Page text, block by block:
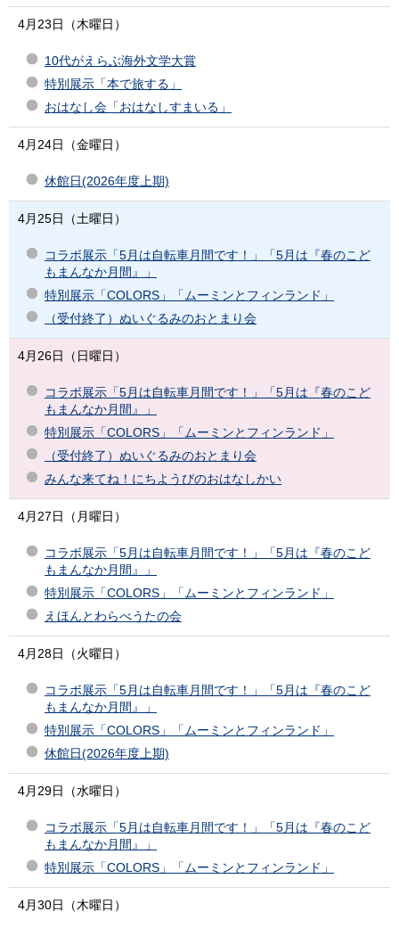
4月23日（木曜日）
10代がえらぶ海外文学大賞
特別展示「本で旅する」
おはなし会「おはなしすまいる」
4月24日（金曜日）
休館日(2026年度上期)
4月25日（土曜日）
コラボ展示「5月は自転車月間です！」「5月は『春のこど
もまんなか月間』」
特別展示「COLORS」「ムーミンとフィンランド」
（受付終了）ぬいぐるみのおとまり会
4月26日（日曜日）
コラボ展示「5月は自転車月間です！」「5月は『春のこど
もまんなか月間』」
特別展示「COLORS」「ムーミンとフィンランド」
（受付終了）ぬいぐるみのおとまり会
みんな来てね！にちようびのおはなしかい
4月27日（月曜日）
コラボ展示「5月は自転車月間です！」「5月は『春のこど
もまんなか月間』」
特別展示「COLORS」「ムーミンとフィンランド」
えほんとわらべうたの会
4月28日（火曜日）
コラボ展示「5月は自転車月間です！」「5月は『春のこど
もまんなか月間』」
特別展示「COLORS」「ムーミンとフィンランド」
休館日(2026年度上期)
4月29日（水曜日）
コラボ展示「5月は自転車月間です！」「5月は『春のこど
もまんなか月間』」
特別展示「COLORS」「ムーミンとフィンランド」
4月30日（木曜日）